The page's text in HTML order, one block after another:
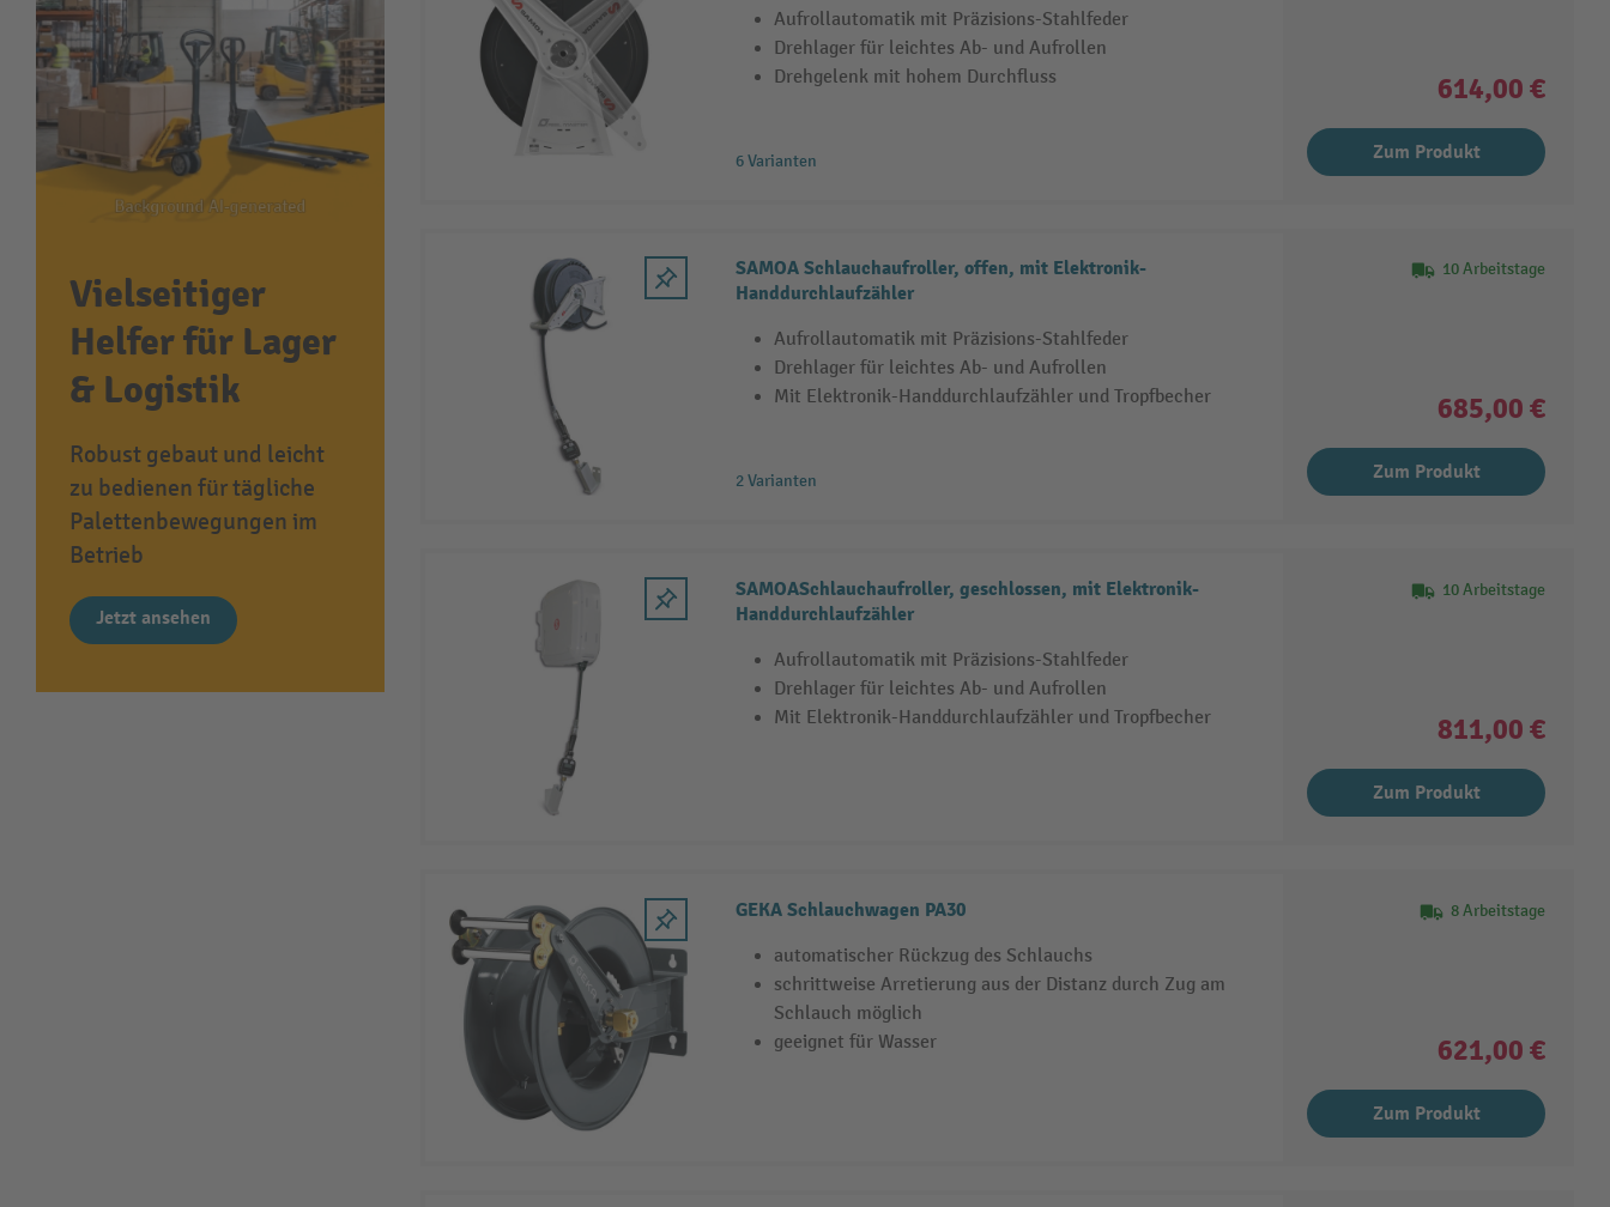
Vielseitiger
Helfer für Lager
& Logistik
Robust gebaut und leicht
zu bedienen für tägliche
Palettenbewegungen im
Betrieb
Jetzt ansehen
Aufrollautomatik mit Präzisions-Stahlfeder
Drehlager für leichtes Ab- und Aufrollen
Drehgelenk mit hohem Durchfluss
6 Varianten
614,00 €
Zum Produkt
SAMOA Schlauchaufroller, offen, mit Elektronik-
Handdurchlaufzähler
Aufrollautomatik mit Präzisions-Stahlfeder
Drehlager für leichtes Ab- und Aufrollen
Mit Elektronik-Handdurchlaufzähler und Tropfbecher
2 Varianten
10 Arbeitstage
685,00 €
Zum Produkt
SAMOASchlauchaufroller, geschlossen, mit Elektronik-
Handdurchlaufzähler
Aufrollautomatik mit Präzisions-Stahlfeder
Drehlager für leichtes Ab- und Aufrollen
Mit Elektronik-Handdurchlaufzähler und Tropfbecher
10 Arbeitstage
811,00 €
Zum Produkt
GEKA Schlauchwagen PA30
automatischer Rückzug des Schlauchs
schrittweise Arretierung aus der Distanz durch Zug am
Schlauch möglich
geeignet für Wasser
8 Arbeitstage
621,00 €
Zum Produkt